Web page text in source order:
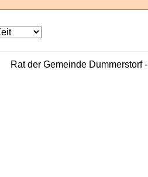
Rat der Gemeinde Dummerstorf -